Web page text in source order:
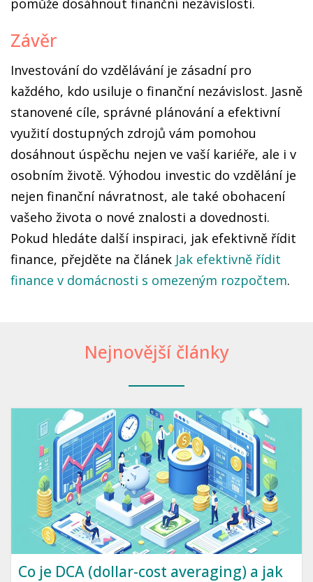
pomůže dosáhnout finanční nezávislosti.
Závěr
Investování do vzdělávání je zásadní pro
každého, kdo usiluje o finanční nezávislost. Jasně
stanovené cíle, správné plánování a efektivní
využití dostupných zdrojů vám pomohou
dosáhnout úspěchu nejen ve vaší kariéře, ale i v
osobním životě. Výhodou investic do vzdělání je
nejen finanční návratnost, ale také obohacení
vašeho života o nové znalosti a dovednosti.
Pokud hledáte další inspiraci, jak efektivně řídit
finance, přejděte na článek Jak efektivně řídit
finance v domácnosti s omezeným rozpočtem.
Nejnovější články
Co je DCA (dollar-cost averaging) a jak